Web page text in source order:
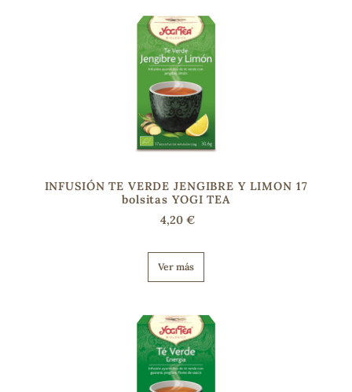
INFUSIÓN TE VERDE JENGIBRE Y LIMON 17
bolsitas YOGI TEA
4,20 €
Ver más